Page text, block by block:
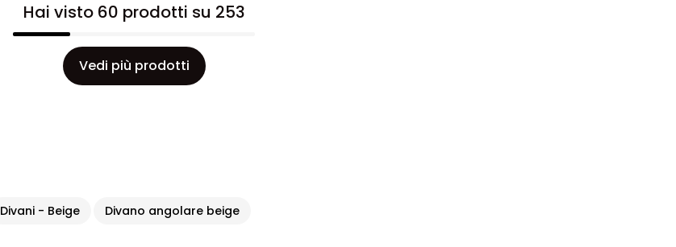
Hai visto 60 prodotti su 253
Vedi più prodotti
Divani - Beige Divano angolare beige